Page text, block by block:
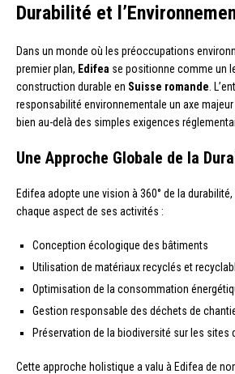
Durabilité et
Dans un monde où les préoccupations
premier plan, Edifea se positionne comme un
construction durable en Suisse romande .
responsabilité environnementale un axe
bien au-delà des simples exigences
Une Approche Globale de la
Edifea adopte une vision à 360° de la
chaque aspect de ses activités :
Conception écologique des bâtiments
Utilisation de matériaux recyclés et
Optimisation de la consommation
Gestion responsable des déchets de
Préservation de la biodiversité sur les sites
Cette approche holistique a valu à Edifea de